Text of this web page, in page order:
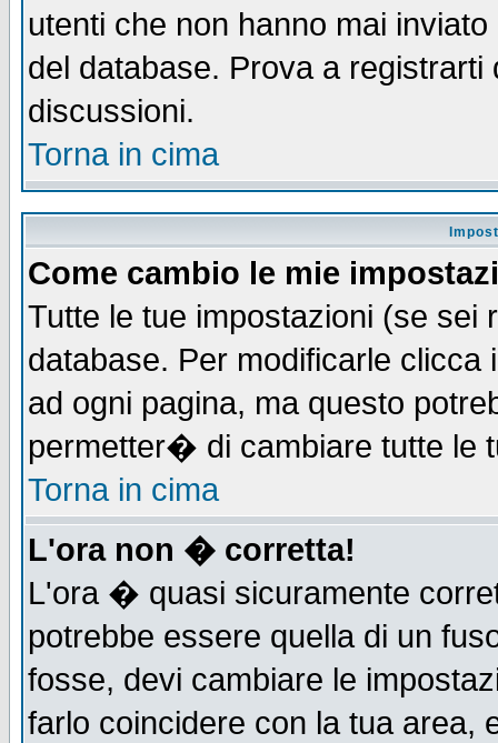
utenti che non hanno mai
del database. Prova a
discussioni.
Torna in cima
Come cambio le mie
Tutte le tue impostazioni (se sei
database. Per modificarle clicca
ad ogni pagina, ma questo
permetter� di cambiare tutte le
Torna in cima
L'ora non � corretta!
L'ora � quasi sicuramente
potrebbe essere quella di un
fosse, devi cambiare le
farlo coincidere con la tua area,